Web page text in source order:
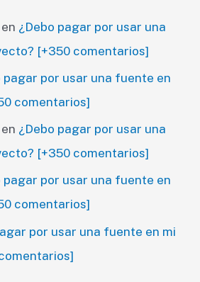
en ¿Debo pagar por usar una
[+350 comentarios]
pagar por usar una fuente en
comentarios]
en ¿Debo pagar por usar una
[+350 comentarios]
pagar por usar una fuente en
comentarios]
por usar una fuente en mi